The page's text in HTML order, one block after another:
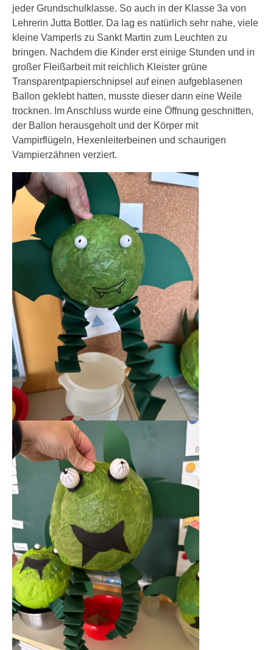
jeder Grundschulklasse. So auch in der Klasse 3a von
Lehrerin Jutta Bottler. Da lag es natürlich sehr nahe, viele
kleine Vamperls zu Sankt Martin zum Leuchten zu
bringen. Nachdem die Kinder erst einige Stunden und in
großer Fleißarbeit mit reichlich Kleister grüne
Transparentpapierschnipsel auf einen aufgeblasenen
Ballon geklebt hatten, musste dieser dann eine Weile
trocknen. Im Anschluss wurde eine Öffnung geschnitten,
der Ballon herausgeholt und der Körper mit
Vampirflügeln, Hexenleiterbeinen und schaurigen
Vampierzähnen verziert.